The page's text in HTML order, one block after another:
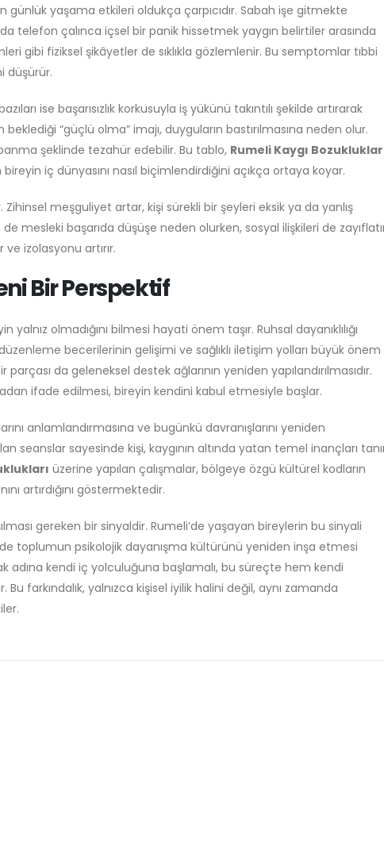
günlük yaşama etkileri oldukça çarpıcıdır. Sabah işe gitmekte
telefon çalınca içsel bir panik hissetmek yaygın belirtiler arasında
gibi fiziksel şikâyetler de sıklıkla gözlemlenir. Bu semptomlar tıbbi
düşürür.
ise başarısızlık korkusuyla iş yükünü takıntılı şekilde artırarak
“güçlü olma” imajı, duyguların bastırılmasına neden olur.
şeklinde tezahür edebilir. Bu tablo, Rumeli Kaygı
iç dünyasını nasıl biçimlendirdiğini açıkça ortaya koyar.
meşguliyet artar, kişi sürekli bir şeyleri eksik ya da yanlış
mesleki başarıda düşüşe neden olurken, sosyal ilişkileri de
izolasyonu artırır.
Bir Perspektif
olmadığını bilmesi hayati önem taşır. Ruhsal dayanıklılığı
becerilerinin gelişimi ve sağlıklı iletişim yolları büyük önem
da geleneksel destek ağlarının yeniden yapılandırılmasıdır.
ifade edilmesi, bireyin kendini kabul etmesiyle başlar.
anlamlandırmasına ve bugünkü davranışlarını yeniden
seanslar sayesinde kişi, kaygının altında yatan temel inançları
üzerine yapılan çalışmalar, bölgeye özgü kültürel kodların
artırdığını göstermektedir.
gereken bir sinyaldir. Rumeli’de yaşayan bireylerin bu sinyali
toplumun psikolojik dayanışma kültürünü yeniden inşa etmesi
adına kendi iç yolculuğuna başlamalı, bu süreçte hem kendi
farkındalık, yalnızca kişisel iyilik halini değil, aynı zamanda